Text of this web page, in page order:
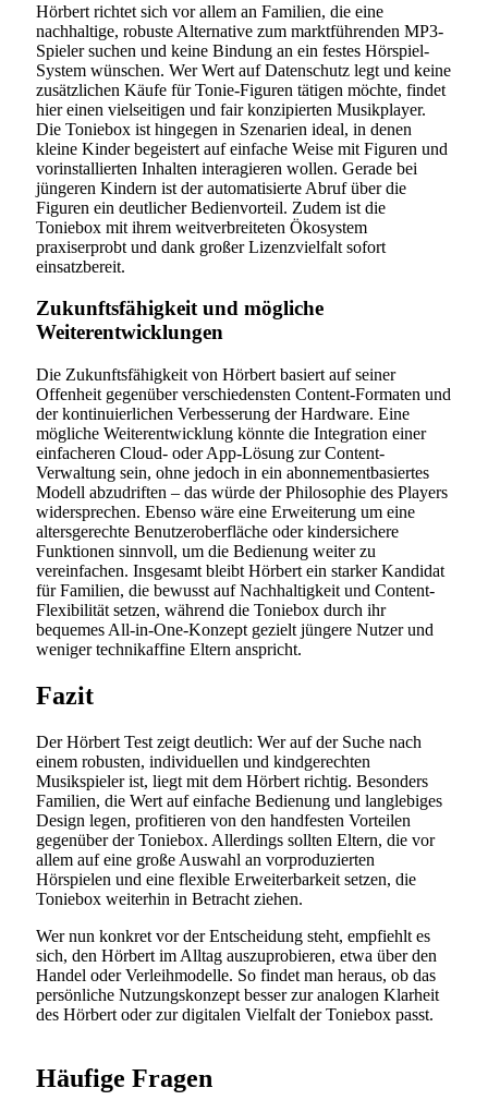
Hörbert richtet sich vor allem an Familien, die eine
nachhaltige, robuste Alternative zum marktführenden MP3-
Spieler suchen und keine Bindung an ein festes Hörspiel-
System wünschen. Wer Wert auf Datenschutz legt und keine
zusätzlichen Käufe für Tonie-Figuren tätigen möchte, findet
hier einen vielseitigen und fair konzipierten Musikplayer.
Die Toniebox ist hingegen in Szenarien ideal, in denen
kleine Kinder begeistert auf einfache Weise mit Figuren und
vorinstallierten Inhalten interagieren wollen. Gerade bei
jüngeren Kindern ist der automatisierte Abruf über die
Figuren ein deutlicher Bedienvorteil. Zudem ist die
Toniebox mit ihrem weitverbreiteten Ökosystem
praxiserprobt und dank großer Lizenzvielfalt sofort
einsatzbereit.
Zukunftsfähigkeit und mögliche
Weiterentwicklungen
Die Zukunftsfähigkeit von Hörbert basiert auf seiner
Offenheit gegenüber verschiedensten Content-Formaten und
der kontinuierlichen Verbesserung der Hardware. Eine
mögliche Weiterentwicklung könnte die Integration einer
einfacheren Cloud- oder App-Lösung zur Content-
Verwaltung sein, ohne jedoch in ein abonnementbasiertes
Modell abzudriften – das würde der Philosophie des Players
widersprechen. Ebenso wäre eine Erweiterung um eine
altersgerechte Benutzeroberfläche oder kindersichere
Funktionen sinnvoll, um die Bedienung weiter zu
vereinfachen. Insgesamt bleibt Hörbert ein starker Kandidat
für Familien, die bewusst auf Nachhaltigkeit und Content-
Flexibilität setzen, während die Toniebox durch ihr
bequemes All-in-One-Konzept gezielt jüngere Nutzer und
weniger technikaffine Eltern anspricht.
Fazit
Der Hörbert Test zeigt deutlich: Wer auf der Suche nach
einem robusten, individuellen und kindgerechten
Musikspieler ist, liegt mit dem Hörbert richtig. Besonders
Familien, die Wert auf einfache Bedienung und langlebiges
Design legen, profitieren von den handfesten Vorteilen
gegenüber der Toniebox. Allerdings sollten Eltern, die vor
allem auf eine große Auswahl an vorproduzierten
Hörspielen und eine flexible Erweiterbarkeit setzen, die
Toniebox weiterhin in Betracht ziehen.
Wer nun konkret vor der Entscheidung steht, empfiehlt es
sich, den Hörbert im Alltag auszuprobieren, etwa über den
Handel oder Verleihmodelle. So findet man heraus, ob das
persönliche Nutzungskonzept besser zur analogen Klarheit
des Hörbert oder zur digitalen Vielfalt der Toniebox passt.
Häufige Fragen